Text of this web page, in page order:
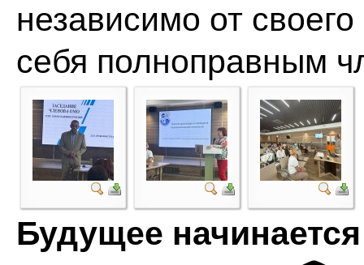
независимо от
себя полноправным
Будущее